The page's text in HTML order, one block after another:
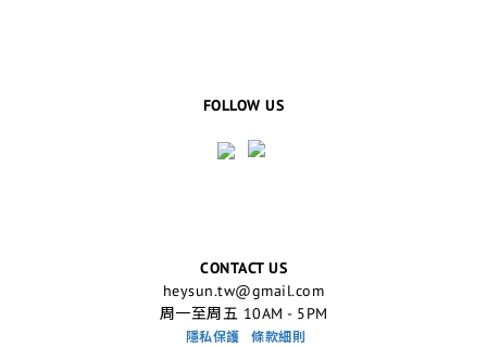
FOLLOW US
CONTACT US
heysun.tw@gmail.com
周一至周五 10AM - 5PM
隱私保護 條款細則